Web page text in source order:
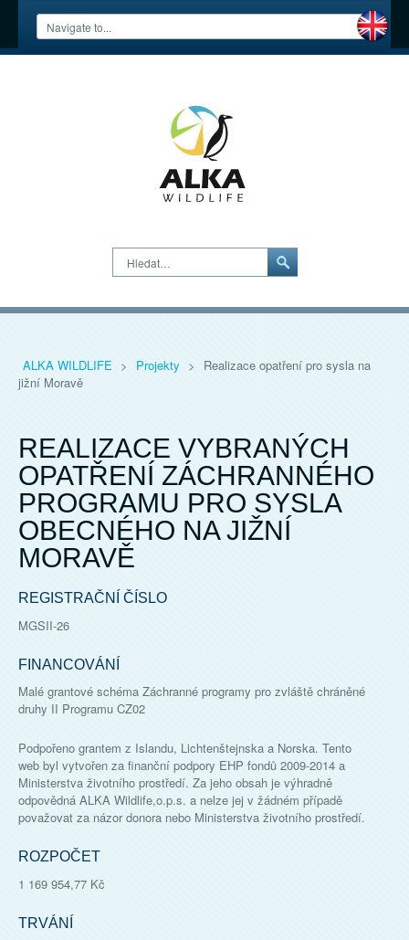
Hledat…
ALKA WILDLIFE > Projekty >
Realizace opatření pro sysla na
jižní Moravě
REALIZACE VYBRANÝCH
OPATŘENÍ ZÁCHRANNÉHO
PROGRAMU PRO SYSLA
OBECNÉHO NA JIŽNÍ
MORAVĚ
REGISTRAČNÍ ČÍSLO
MGSII-26
FINANCOVÁNÍ
Malé grantové schéma Záchranné programy pro zvláště chráněné
druhy II Programu CZ02
Podpořeno grantem z Islandu, Lichtenštejnska a Norska. Tento
web byl vytvořen za finanční podpory EHP fondů 2009-2014 a
Ministerstva životního prostředí. Za jeho obsah je výhradně
odpovědná ALKA Wildlife,o.p.s. a nelze jej v žádném případě
považovat za názor donora nebo Ministerstva životního prostředí.
ROZPOČET
1 169 954,77 Kč
TRVÁNÍ